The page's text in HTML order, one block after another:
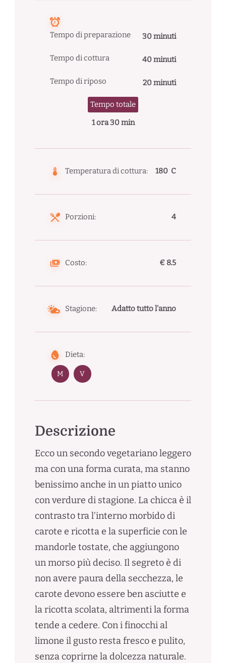
Tempo di preparazione 30 minuti
Tempo di cottura 40 minuti
Tempo di riposo 20 minuti
Tempo totale
1 ora 30 min
Temperatura di cottura: 180 C
Porzioni: 4
Costo: € 8.5
Stagione: Adatto tutto l'anno
Dieta:
M V
Descrizione
Ecco un secondo vegetariano leggero
ma con una forma curata, ma stanno
benissimo anche in un piatto unico
con verdure di stagione. La chicca è il
contrasto tra l’interno morbido di
carote e ricotta e la superficie con le
mandorle tostate, che aggiungono
un morso più deciso. Il segreto è di
non avere paura della secchezza, le
carote devono essere ben asciutte e
la ricotta scolata, altrimenti la forma
tende a cedere. Con i finocchi al
limone il gusto resta fresco e pulito,
senza coprirne la dolcezza naturale.